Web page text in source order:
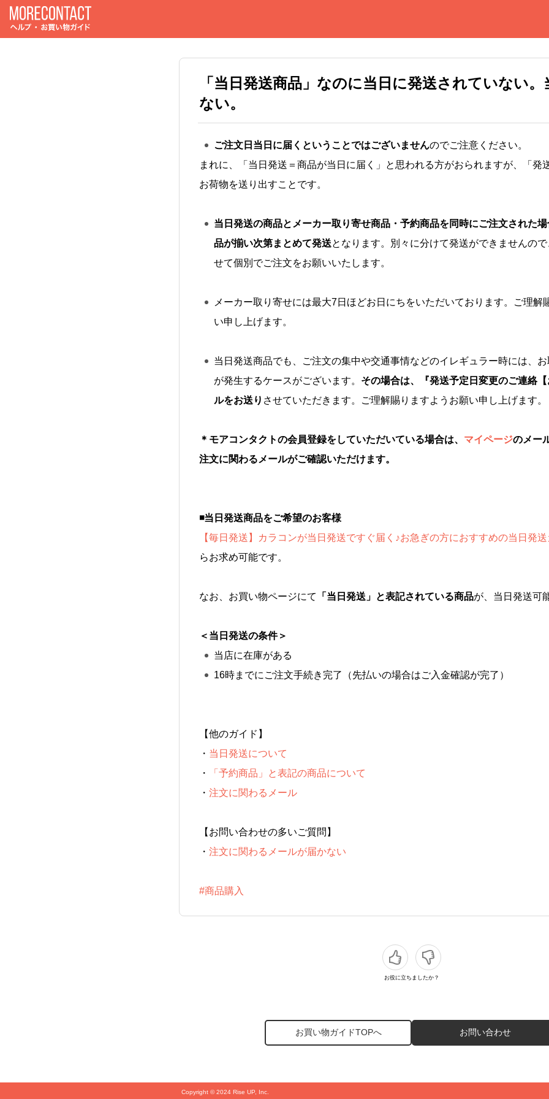
「当日発送商品」なのに当日に発送されていない
ない。
ご注文日当日に届くということではございませんのでご注意ください。
まれに、「当日発送＝商品が当日に届く」と思われる方がおられますが、「発
お荷物を送り出すことです。
当日発送の商品とメーカー取り寄せ商品・予約商品を同時にご注文された
品が揃い次第まとめて発送となります。別々に分けて発送ができませんの
せて個別でご注文をお願いいたします。
メーカー取り寄せには最大7日ほどお日にちをいただいております。ご理解
い申し上げます。
当日発送商品でも、ご注文の集中や交通事情などのイレギュラー時には、
が発生するケースがございます。 その場合は、『発送予定日変更のご連絡
ルをお送り させていただきます。ご理解賜りますようお願い申し上げます。
＊モアコンタクトの会員登録をしていただいている場合は、 マイページのメー
注文に関わるメールがご確認いただけます。
◾️当日発送商品をご希望のお客様
【毎日発送】カラコンが当日発送ですぐ届く♪お急ぎの方におすすめの当日発
らお求め可能です。
なお、お買い物ページにて 「当日発送」と表記されている商品が、当日発送可
＜当日発送の条件＞
当店に在庫がある
16時までにご注文手続き完了（先払いの場合はご入金確認が完了）
【他のガイド】
・ 当日発送について
・
「予約商品」と表記の商品について
・ 注文に関わるメール
【お問い合わせの多いご質問】
・ 注文に関わるメールが届かない
#商品購入
お役に立ちましたか？
お買い物ガイドTOPへ お問い合わせ
Copyright © 2024 Rise UP, Inc.